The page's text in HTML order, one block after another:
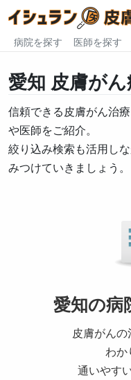
病院を探す 医師を探す
愛知 皮膚が
信頼できる皮膚がん治
や医師をご紹介。
絞り込み検索も活用し
みつけていきましょう。
愛知の病
皮膚がん
わか
通いやす